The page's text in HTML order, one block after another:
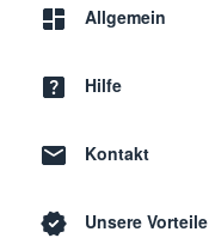
Allgemein
Hilfe
Kontakt
Unsere Vorteile